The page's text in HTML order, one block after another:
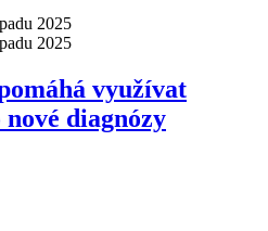
2025
2025
využívat
diagnózy